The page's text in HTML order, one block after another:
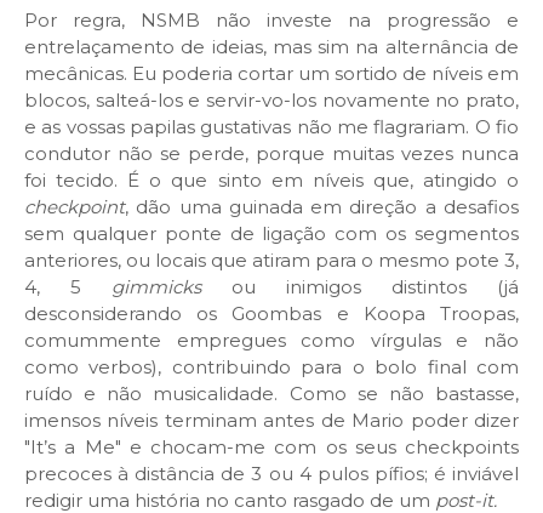
Por regra, NSMB não investe na progressão e
entrelaçamento de ideias, mas sim na alternância de
mecânicas. Eu poderia cortar um sortido de níveis em
blocos, salteá-los e servir-vo-los novamente no prato,
e as vossas papilas gustativas não me flagrariam. O fio
condutor não se perde, porque muitas vezes nunca
foi tecido. É o que sinto em níveis que, atingido o
checkpoint, dão uma guinada em direção a desafios
sem qualquer ponte de ligação com os segmentos
anteriores, ou locais que atiram para o mesmo pote 3,
4, 5 gimmicks ou inimigos distintos (já
desconsiderando os Goombas e Koopa Troopas,
comummente empregues como vírgulas e não
como verbos), contribuindo para o bolo final com
ruído e não musicalidade. Como se não bastasse,
imensos níveis terminam antes de Mario poder dizer
"It’s a Me" e chocam-me com os seus checkpoints
precoces à distância de 3 ou 4 pulos pífios; é inviável
redigir uma história no canto rasgado de um post-it.